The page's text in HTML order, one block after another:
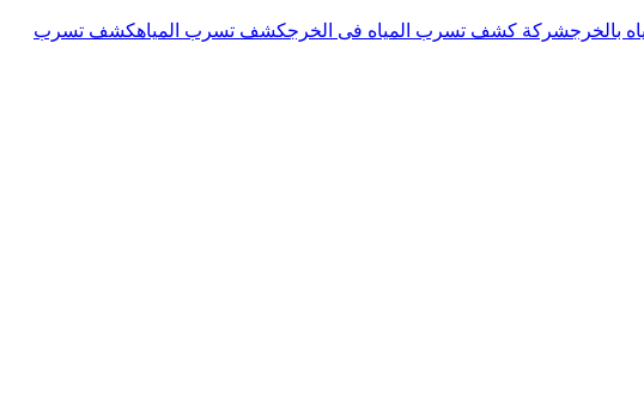
بالخرجشركة كشف تسرب المياه فى الخرجكشف تسرب المياهكشف تسرب